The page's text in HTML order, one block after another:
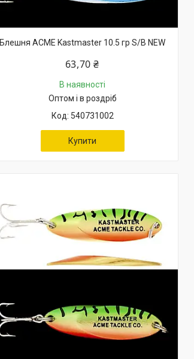
Блешня ACME Kastmaster 10.5 гр S/B NEW
63,70 ₴
В наявності
Оптом і в роздріб
540731002
Купити